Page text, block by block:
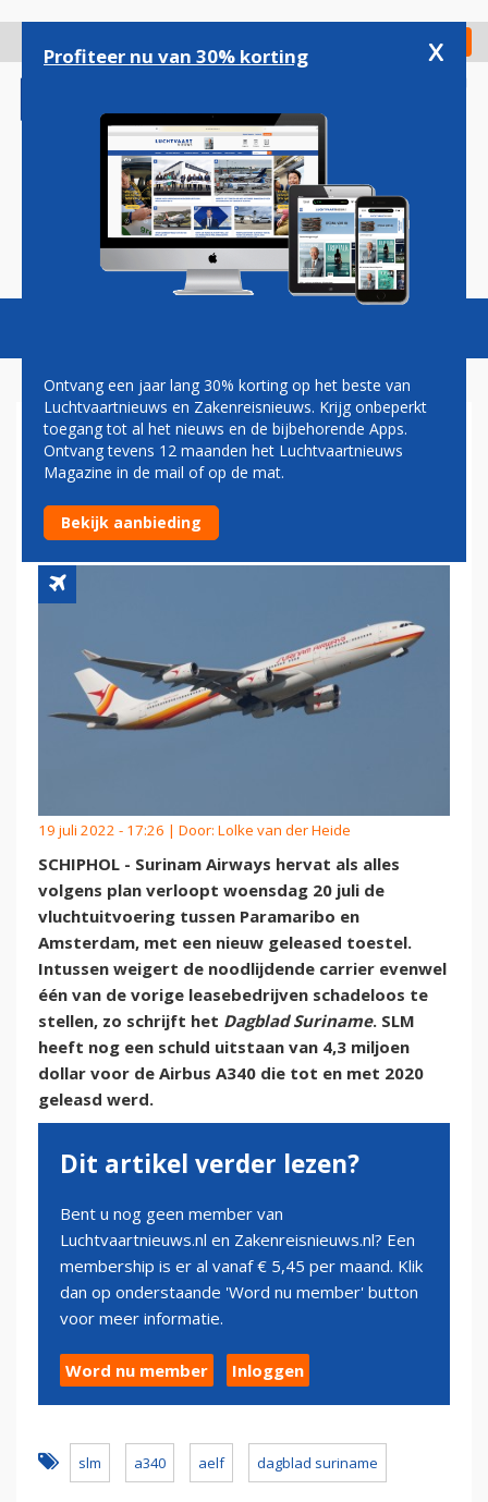
gaan
Check in
Magazine Podcasts Vacatures
‘SLM BETAALDE LEASE NIET
ONDANKS RECHTERLIJK
BEVEL’
19 juli 2022 - 17:26 | Door: Lolke van der Heide
SCHIPHOL - Surinam Airways hervat als alles
volgens plan verloopt woensdag 20 juli de
vluchtuitvoering tussen Paramaribo en
Amsterdam, met een nieuw geleased toestel.
Intussen weigert de noodlijdende carrier evenwel
één van de vorige leasebedrijven schadeloos te
stellen, zo schrijft het Dagblad Suriname. SLM
heeft nog een schuld uitstaan van 4,3 miljoen
dollar voor de Airbus A340 die tot en met 2020
geleasd werd.
Dit artikel verder lezen?
Bent u nog geen member van
Luchtvaartnieuws.nl en Zakenreisnieuws.nl? Een
membership is er al vanaf € 5,45 per maand. Klik
dan op onderstaande 'Word nu member' button
voor meer informatie.
Word nu member Inloggen
slm a340 aelf dagblad suriname
Profiteer nu van 30% korting x
Ontvang een jaar lang 30% korting op het beste van
Luchtvaartnieuws en Zakenreisnieuws. Krijg onbeperkt
toegang tot al het nieuws en de bijbehorende Apps.
Ontvang tevens 12 maanden het Luchtvaartnieuws
Magazine in de mail of op de mat.
Bekijk aanbieding